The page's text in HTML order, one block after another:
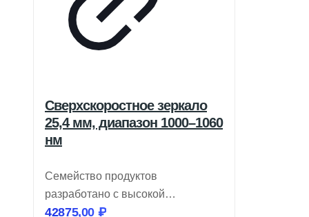
Сверхскоростное зеркало
25,4 мм, диапазон 1000–1060
нм
Семейство продуктов
разработано с высокой
отражательной способностью для
42875,00 ₽